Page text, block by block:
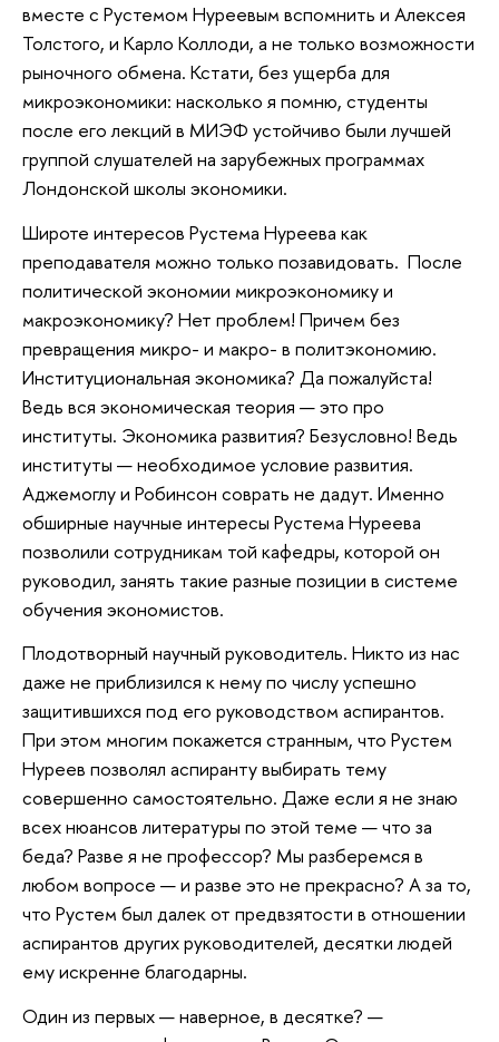
вместе с Рустемом Нуреевым вспомнить и Алексея
Толстого, и Карло Коллоди, а не только возможности
рыночного обмена. Кстати, без ущерба для
микроэкономики: насколько я помню, студенты
после его лекций в МИЭФ устойчиво были лучшей
группой слушателей на зарубежных программах
Лондонской школы экономики.
Широте интересов Рустема Нуреева как
преподавателя можно только позавидовать. После
политической экономии микроэкономику и
макроэкономику? Нет проблем! Причем без
превращения микро- и макро- в политэкономию.
Институциональная экономика? Да пожалуйста!
Ведь вся экономическая теория — это про
институты. Экономика развития? Безусловно! Ведь
институты — необходимое условие развития.
Аджемоглу и Робинсон соврать не дадут. Именно
обширные научные интересы Рустема Нуреева
позволили сотрудникам той кафедры, которой он
руководил, занять такие разные позиции в системе
обучения экономистов.
Плодотворный научный руководитель. Никто из нас
даже не приблизился к нему по числу успешно
защитившихся под его руководством аспирантов.
При этом многим покажется странным, что Рустем
Нуреев позволял аспиранту выбирать тему
совершенно самостоятельно. Даже если я не знаю
всех нюансов литературы по этой теме — что за
беда? Разве я не профессор? Мы разберемся в
любом вопросе — и разве это не прекрасно? А за то,
что Рустем был далек от предвзятости в отношении
аспирантов других руководителей, десятки людей
ему искренне благодарны.
Один из первых — наверное, в десятке? —